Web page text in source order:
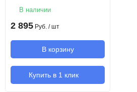
В наличии
2 895 Руб. / шт
В корзину
Купить в 1 клик